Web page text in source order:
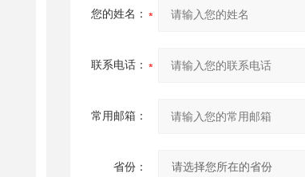
您的姓名：
联系电话：
常用邮箱：
省份：